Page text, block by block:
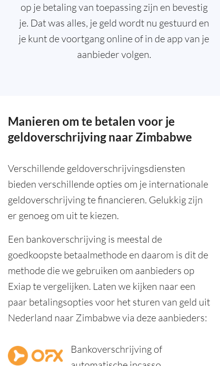
op je betaling van toepassing zijn en bevestig
je. Dat was alles, je geld wordt nu gestuurd en
je kunt de voortgang online of in de app van je
aanbieder volgen.
Manieren om te betalen voor je
geldoverschrijving naar Zimbabwe
Verschillende geldoverschrijvingsdiensten
bieden verschillende opties om je internationale
geldoverschrijving te financieren. Gelukkig zijn
er genoeg om uit te kiezen.
Een bankoverschrijving is meestal de
goedkoopste betaalmethode en daarom is dit de
methode die we gebruiken om aanbieders op
Exiap te vergelijken. Laten we kijken naar een
paar betalingsopties voor het sturen van geld uit
Nederland naar Zimbabwe via deze aanbieders:
Bankoverschrijving of